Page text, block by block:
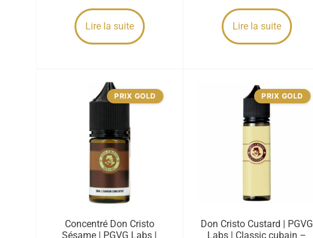
Lire la suite Lire la suite
PRIX GOLD
Concentré Don Cristo
Sésame | PGVG Labs |
PRIX GOLD
Don Cristo Custard | PGVG
Labs | Classic cubain –